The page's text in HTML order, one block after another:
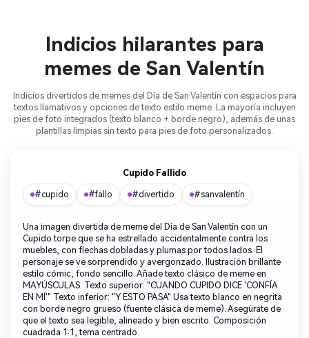
Indicios hilarantes para
memes de San Valentín
Indicios divertidos de memes del Día de San Valentín con espacios para
textos llamativos y opciones de texto estilo meme. La mayoría incluyen
pies de foto integrados (texto blanco + borde negro), además de unas
plantillas limpias sin texto para pies de foto personalizados.
Cupido Fallido
#cupido #fallo #divertido #sanvalentín
Una imagen divertida de meme del Día de San Valentín con un
Cupido torpe que se ha estrellado accidentalmente contra los
muebles, con flechas dobladas y plumas por todos lados. El
personaje se ve sorprendido y avergonzado. Ilustración brillante
estilo cómic, fondo sencillo. Añade texto clásico de meme en
MAYÚSCULAS. Texto superior: "CUANDO CUPIDO DICE 'CONFÍA
EN MÍ'" Texto inferior: "Y ESTO PASA" Usa texto blanco en negrita
con borde negro grueso (fuente clásica de meme). Asegúrate de
que el texto sea legible, alineado y bien escrito. Composición
cuadrada 1:1, tema centrado.